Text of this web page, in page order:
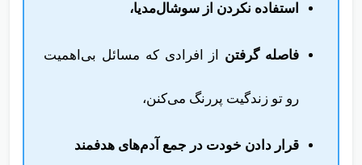
استفاده نکردن از سوشال‌مدیا،
فاصله گرفتن از افرادی که مسائل بی‌اهمیت
رو تو زندگیت پررنگ می‌کنن،
قرار دادن خودت در جمع‌ آدم‌های هدفمند